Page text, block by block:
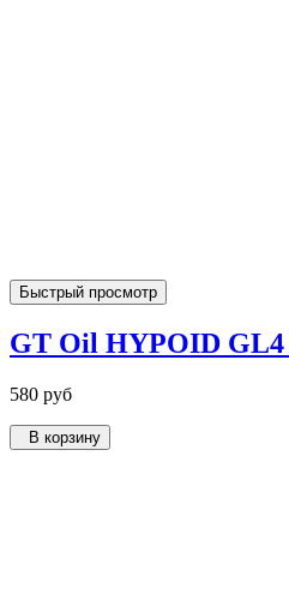
Быстрый просмотр
GT Oil HYPOID GL4
580 руб
В корзину